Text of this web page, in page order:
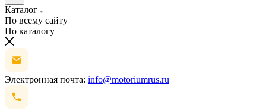
Каталог
По всему сайту
По каталогу
Электронная почта: info@motoriumrus.ru